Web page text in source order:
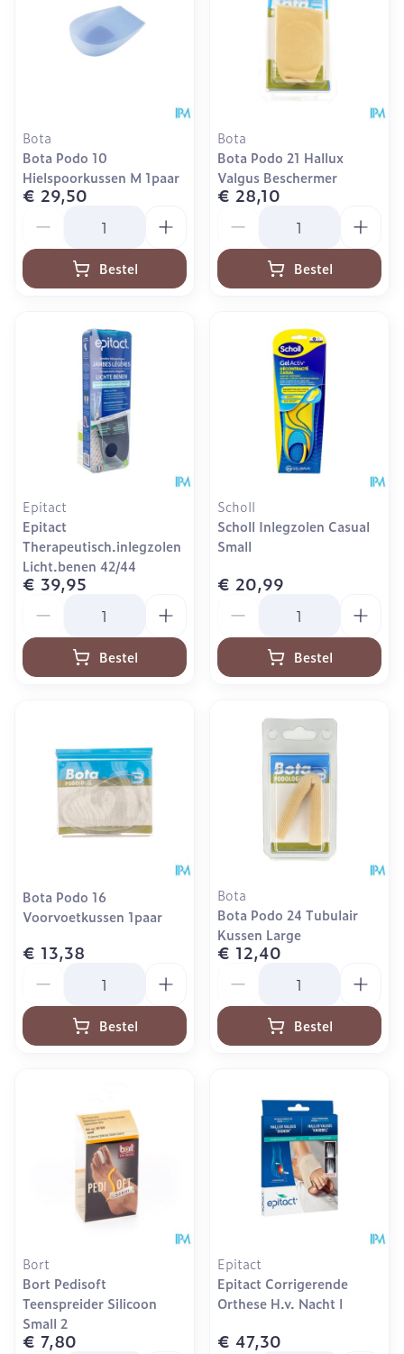
Bota
Bota Podo 10
Hielspoorkussen M 1paar
€ 29,50
Bestel
Bota
Bota Podo 21 Hallux
Valgus Beschermer
€ 28,10
Bestel
Epitact
Epitact
Therapeutisch.inlegzolen
Licht.benen 42/44
€ 39,95
Bestel
Scholl
Scholl Inlegzolen Casual
Small
€ 20,99
Bestel
Bota Podo 16
Voorvoetkussen 1paar
€ 13,38
Bestel
Bota
Bota Podo 24 Tubulair
Kussen Large
€ 12,40
Bestel
Bort
Bort Pedisoft
Teenspreider Silicoon
Small 2
€ 7,80
Epitact
Epitact Corrigerende
Orthese H.v. Nacht l
€ 47,30